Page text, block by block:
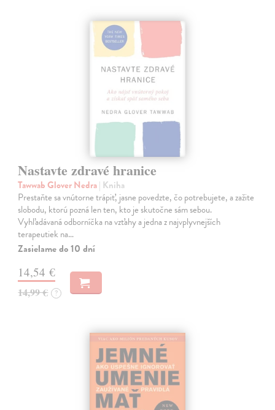
Nastavte zdravé hranice
Tawwab Glover Nedra| Kniha
Prestaňte sa vnútorne trápiť, jasne povedzte, čo potrebujete, a zažite
slobodu, ktorú pozná len ten, kto je skutočne sám sebou.
Vyhľadávaná odborníčka na vzťahy a jedna z najvplyvnejších
terapeutiek na…
Zasielame do 10 dní
14,54 €
14,99 € ?